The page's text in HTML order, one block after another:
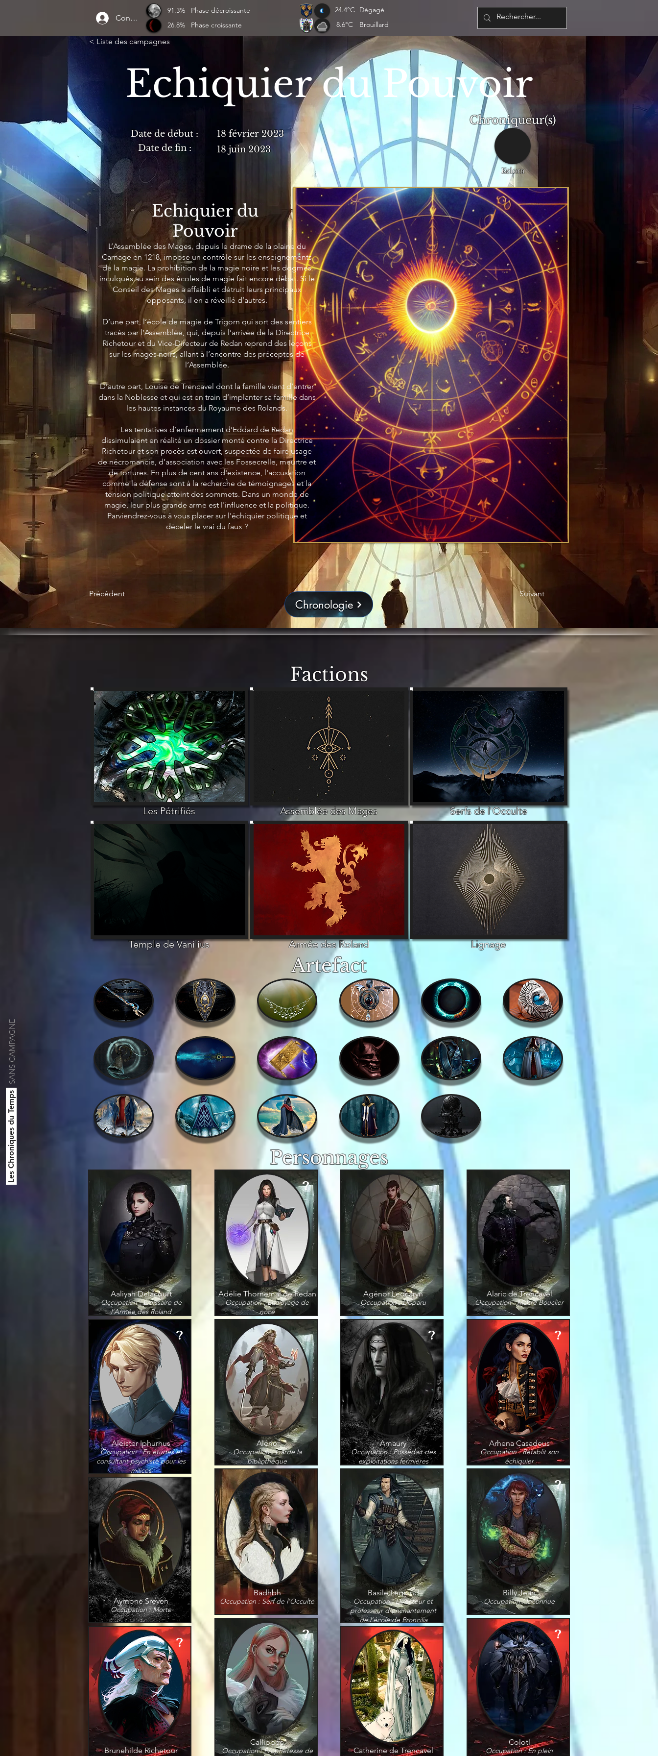
Connexion
91.3%
Phase décroissante
26.8%
Phase croissante
24.4°C Dégagé
8.6°C
Brouillard
Les Chroniques du Temps
SANS CAMPAGNE
< Liste des campagnes
Echiquier du Pouvoir
Chroniqueur(s)
Date de début :
18 février 2023
Date de fin :
18 juin 2023
Kelora
Echiquier du
Pouvoir
L’Assemblée des Mages, depuis le drame de la plaine du
Carnage en 1218, impose un contrôle sur les enseignements
de la magie. La prohibition de la magie noire et les dogmes
inculqués au sein des écoles de magie fait encore débat. Si le
Conseil des Mages a affaibli et détruit leurs principaux
opposants, il en a réveillé d’autres.
D’une part, l’école de magie de Trigorn qui sort des sentiers
tracés par l’Assemblée, qui, depuis l’arrivée de la Directrice
Richetour et du Vice-Directeur de Redan reprend des leçons
sur les mages noirs, allant à l’encontre des préceptes de
l’Assemblée.
D’autre part, Louise de Trencavel dont la famille vient d’entrer
dans la Noblesse et qui est en train d’implanter sa famille dans
les hautes instances du Royaume des Rolands.
Les tentatives d’enfermement d’Eddard de Redan
dissimulaient en réalité un dossier monté contre la Directrice
Richetour et son procès est ouvert, suspectée de faire usage
de nécromancie, d’association avec les Fossecrelle, meurtre et
de tortures. En plus de cent ans d'existence, l'accusation
comme la défense sont à la recherche de témoignages et la
tension politique atteint des sommets. Dans un monde de
magie, leur plus grande arme est l'influence et la politique.
Parviendrez-vous à vous placer sur l'échiquier politique et
déceler le vrai du faux ?
Précédent
Chronologie
Suivant
Factions
Les Pétrifiés
Temple de Vanilius
Assemblée des Mages
Armée des Roland
Serfs de l'Occulte
Lignage
Artefact
Personnages
Aaliyah Delacourt
Occupation : Émissaire de
l'Armée des Roland
?
Aleister Iphurnus
Occupation : En études et
consultant psychiste pour les
milices
Aymone Sreven
Occupation : Morte
?
Brunehilde Richetour
?
Adélie Thornemal de Redan
Occupation : En voyage de
noce
Alério
Occupation : Garde la
bibliothèque
Badhbh
Occupation : Serf de l'Occulte
?
Calliopée
Occupation : Prophétesse de
Agénor Leocaryn
Occupation : Disparu
?
Amaury
Occupation : Possédait des
exploitations fermières
Basile Legrand
Occupation : Directeur et
professeur d'enchantement
de l'école de Proncilia
Catherine de Trencavel
Alaric de Trencavel
Occupation : Maître Bouclier
?
Arhena Casadeus
Occupation : Rétablit son
échiquier
?
Billy Jean
Occupation : Inconnue
?
Colotl
Occupation : En plein